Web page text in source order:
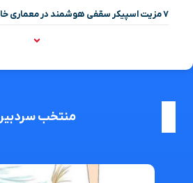
۷ مزیت اسپیکر سقفی هوشمند در معماری خانه‌ های مدرن
منتخب سردبیر